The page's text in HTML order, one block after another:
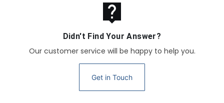
live_help
Didn't Find Your Answer?
Our customer service will be happy to help you.
Get in Touch